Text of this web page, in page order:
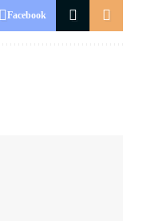
Facebook